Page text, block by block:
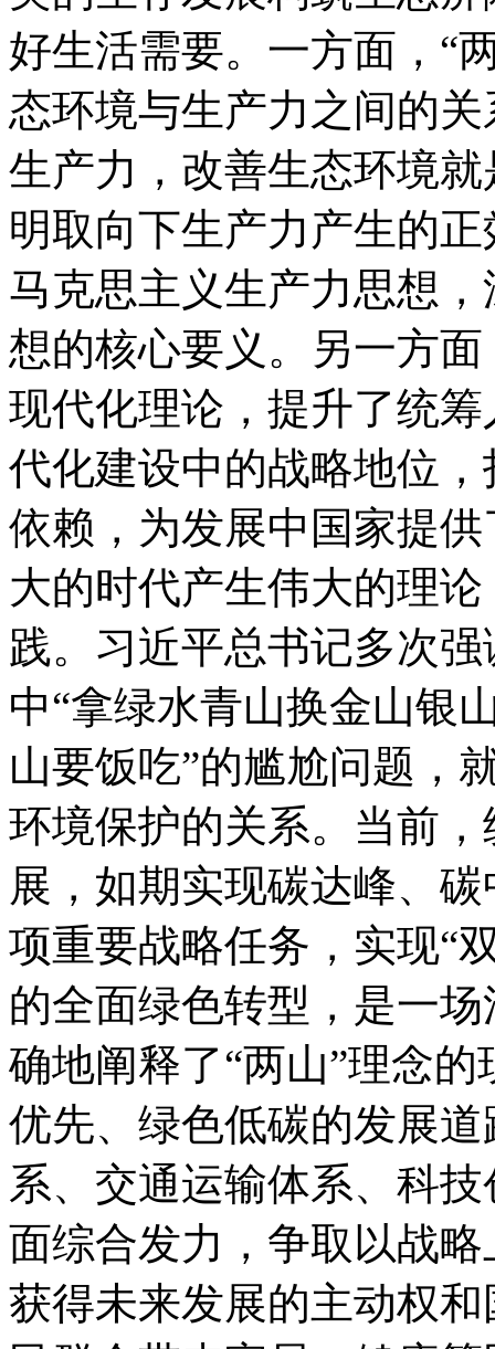
好生活需要。一方面，“
态环境与生产力之间的
生产力，改善生态环境
明取向下生产力产生的
马克思主义生产力思想
想的核心要义。另一方
现代化理论，提升了统
代化建设中的战略地位
依赖，为发展中国家提
大的时代产生伟大的理
践。习近平总书记多次
中“拿绿水青山换金山银
山要饭吃”的尴尬问题，
环境保护的关系。当前
展，如期实现碳达峰、
项重要战略任务，实现“
的全面绿色转型，是一
确地阐释了“两山”理念
优先、绿色低碳的发展
系、交通运输体系、科
面综合发力，争取以战
获得未来发展的主动权